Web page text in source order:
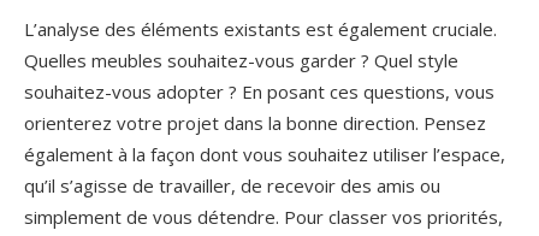
L’analyse des éléments existants est également cruciale.
Quelles meubles souhaitez-vous garder ? Quel style
souhaitez-vous adopter ? En posant ces questions, vous
orienterez votre projet dans la bonne direction. Pensez
également à la façon dont vous souhaitez utiliser l’espace,
qu’il s’agisse de travailler, de recevoir des amis ou
simplement de vous détendre. Pour classer vos priorités,